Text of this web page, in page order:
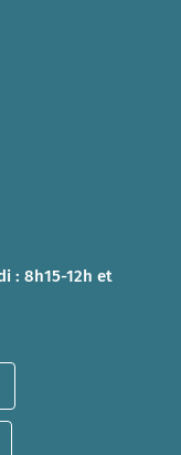
: 8h15-12h et